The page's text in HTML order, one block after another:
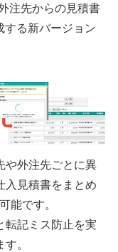
注先からの見積書
する新バージョン
や外注先ごとに異
入見積書をまとめ
能です。
記ミス防止を実
。